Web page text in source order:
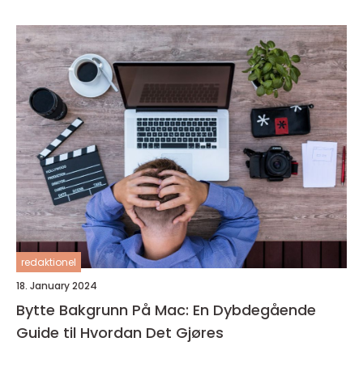
redaktionel
18. January 2024
Bytte Bakgrunn På Mac: En Dybdegående
Guide til Hvordan Det Gjøres